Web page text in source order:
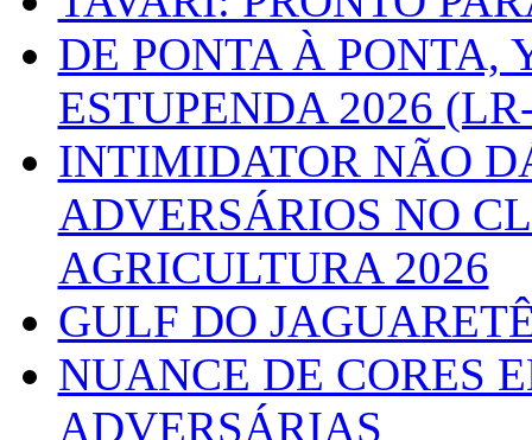
DE PONTA À PONTA,
ESTUPENDA 2026
INTIMIDATOR NÃO
ADVERSÁRIOS NO
AGRICULTURA 2026
GULF DO
NUANCE DE CORES
ADVERSÁRIAS